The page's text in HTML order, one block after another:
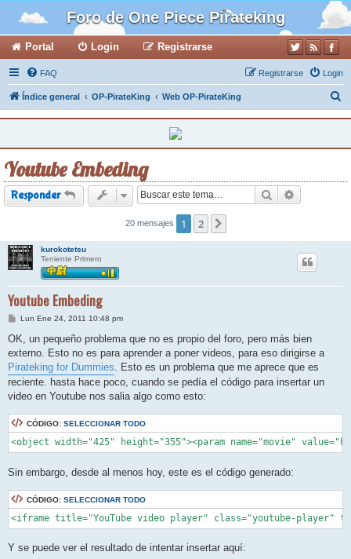
Foro de One Piece Pirateking
Portal Login Registrarse
FAQ Login
Registrarse
Índice general OP-PirateKing Web OP-PirateKing
c
Youtube Embeding
Responder Buscar
20 mensajes 1 2
kurokotetsu
Teniente Primero
Youtube Embeding
M
n
a
j
e
Lun Ene 24, 2011 10:48 pm
OK, un pequeño problema que no es propio del foro, pero más bien
externo. Esto no es para aprender a poner videos, para eso dirigirse a
Pirateking for Dummies. Esto es un problema que me aprece que es
reciente. hasta hace poco, cuando se pedía el código para insertar un
video en Youtube nos salia algo como esto:
CÓDIGO: SELECCIONAR TODO
Sin embargo, desde al menos hoy, este es el código generado:
CÓDIGO: SELECCIONAR TODO
<iframe title="YouTube video player" class="youtube-player"
Y se puede ver el resultado de intentar insertar aquí: